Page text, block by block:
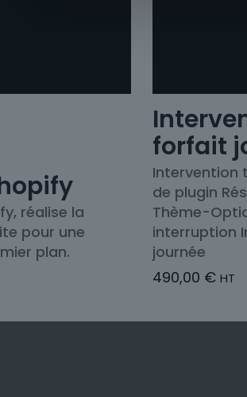
réalise la
pour une
plan.
forfait
Intervention
de plugin
Thème-
interruption
journée
490,00 € HT